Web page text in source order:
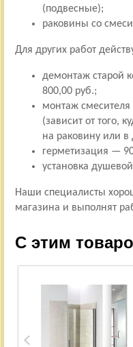
(подвесные);
раковины со
Для других работ
демонтаж старой
800,00 руб.;
монтаж
(зависит от того,
на раковину или в
герметизация —
установка
Наши специалисты
магазина и выполнят
С этим